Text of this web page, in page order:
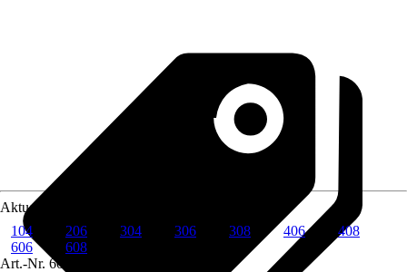
Aktuellste Fenstergröße
104
206 304 306 308 406
408
606
608
Art.-Nr. 6004554